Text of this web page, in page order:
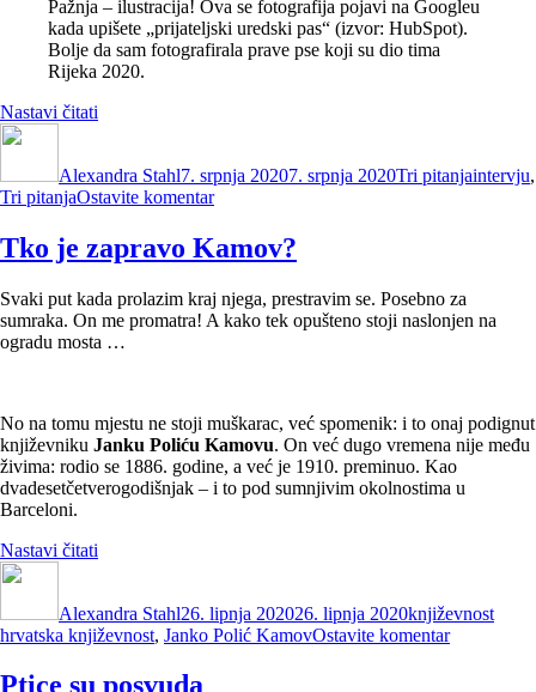
Pažnja – ilustracija! Ova se fotografija pojavi na Googleu
kada upišete „prijateljski uredski pas“ (izvor: HubSpot).
Bolje da sam fotografirala prave pse koji su dio tima
Rijeka 2020.
Nastavi čitati
–
Iva
Alexandra Stahl7. srpnja 20207. srpnja 2020Tri pitanjaintervju,
Tri pitanjaOstavite komentarna
pitanja
(3)
Iva
Sušić
Tko je zapravo Kamov?
Svaki put kada prolazim kraj njega, prestravim se. Posebno za
sumraka. On me promatra! A kako tek opušteno stoji naslonjen na
ogradu mosta …
No na tomu mjestu ne stoji muškarac, već spomenik: i to onaj podignut
književniku Janku Poliću Kamovu. On već dugo vremena nije među
živima: rodio se 1886. godine, a već je 1910. preminuo. Kao
dvadesetčetverogodišnjak – i to pod sumnjivim okolnostima u
Barceloni.
Nastavi čitati
Kamov?”
Alexandra Stahl26. lipnja 202026. lipnja 2020književnost
hrvatska književnost, Janko Polić KamovOstavite komentarna
Ptice su posvuda